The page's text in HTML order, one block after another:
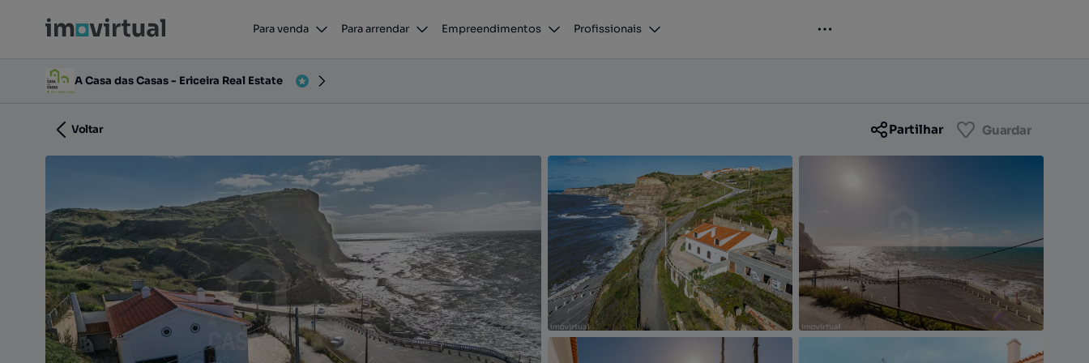
Para venda Para arrendar Empreendimentos Profissionais
Vende Moradia - Ericeira 12 km, A Casa das Casas
Ericeira Norte, Ericeira, Mafra, Lisboa
A Casa das Casas - Ericeira Real Estate
Voltar Partilhar Guardar